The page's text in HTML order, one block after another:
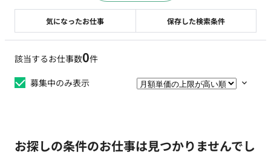
該当するお仕事数0件
募集中のみ表示
お探しの条件のお仕事は見つかりませんでし
気になったお仕事 保存した検索条件